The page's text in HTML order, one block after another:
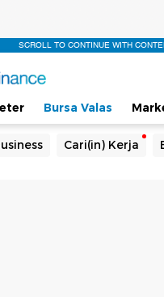
SCROLL TO CONTINUE WITH
Bursa Valas
Cari(in) Kerja